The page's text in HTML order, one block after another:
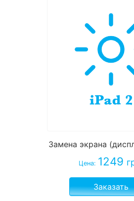
Замена экрана
Цена: 1249
Заказать